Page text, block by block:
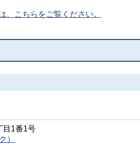
、こちらをご覧ください。
1番1号
）